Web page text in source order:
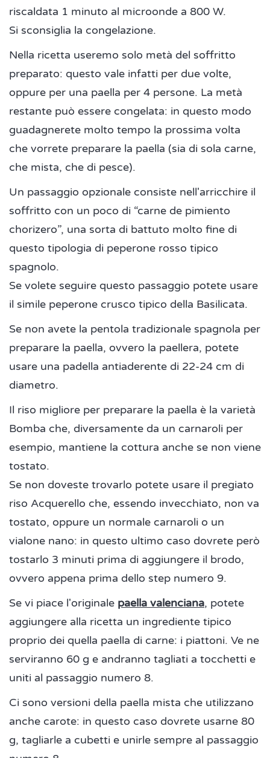
riscaldata 1 minuto al microonde a 800 W.
Si sconsiglia la congelazione.
Nella ricetta useremo solo metà del soffritto
preparato: questo vale infatti per due volte,
oppure per una paella per 4 persone. La metà
restante può essere congelata: in questo modo
guadagnerete molto tempo la prossima volta
che vorrete preparare la paella (sia di sola carne,
che mista, che di pesce).
Un passaggio opzionale consiste nell'arricchire il
soffritto con un poco di “carne de pimiento
chorizero”, una sorta di battuto molto fine di
questo tipologia di peperone rosso tipico
spagnolo.
Se volete seguire questo passaggio potete usare
il simile peperone crusco tipico della Basilicata.
Se non avete la pentola tradizionale spagnola per
preparare la paella, ovvero la paellera, potete
usare una padella antiaderente di 22-24 cm di
diametro.
Il riso migliore per preparare la paella è la varietà
Bomba che, diversamente da un carnaroli per
esempio, mantiene la cottura anche se non viene
tostato.
Se non doveste trovarlo potete usare il pregiato
riso Acquerello che, essendo invecchiato, non va
tostato, oppure un normale carnaroli o un
vialone nano: in questo ultimo caso dovrete però
tostarlo 3 minuti prima di aggiungere il brodo,
ovvero appena prima dello step numero 9.
Se vi piace l'originale paella valenciana, potete
aggiungere alla ricetta un ingrediente tipico
proprio dei quella paella di carne: i piattoni. Ve ne
serviranno 60 g e andranno tagliati a tocchetti e
uniti al passaggio numero 8.
Ci sono versioni della paella mista che utilizzano
anche carote: in questo caso dovrete usarne 80
g, tagliarle a cubetti e unirle sempre al passaggio